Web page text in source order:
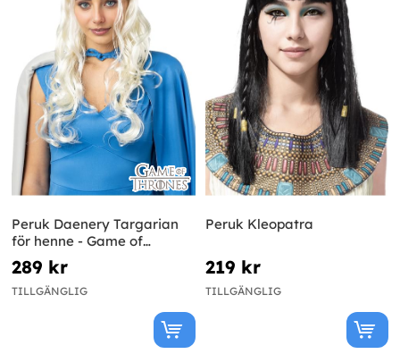
Peruk Daenery Targarian
för henne - Game of
Thrones
289 kr
TILLGÄNGLIG
Peruk Kleopatra
219 kr
TILLGÄNGLIG